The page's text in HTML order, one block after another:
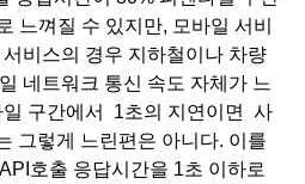
느껴질 수 있지만, 모바일 서비
비스의 경우 지하철이나 차량
네트워크 통신 속도 자체가 느
구간에서  1초의 지연이면  사
그렇게 느린편은 아니다. 이를
호출 응답시간을 1초 이하로